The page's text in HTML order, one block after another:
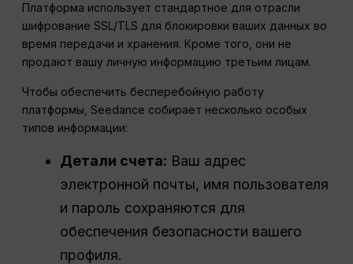
Платформа использует стандартное для отрасли
шифрование SSL/TLS для блокировки ваших данных во
время передачи и хранения. Кроме того, они не
продают вашу личную информацию третьим лицам.
Чтобы обеспечить бесперебойную работу
платформы, Seedance собирает несколько особых
типов информации:
Детали счета: Ваш адрес
электронной почты, имя пользователя
и пароль сохраняются для
обеспечения безопасности вашего
профиля.